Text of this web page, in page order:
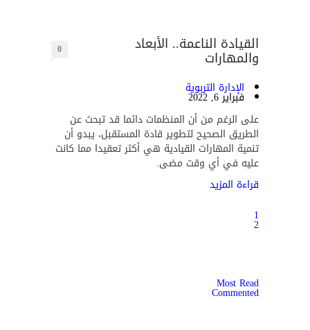
القيادة الناعمة.. الأبعاد
والمهارات 0
الإدارة التربوية
فبراير 6, 2022
على الرغم من أن المنظمات دائما قد تبحث عن
الطريق الصحيح لتطوير قادة المستقبل، يبدو أن
تنمية المهارات القيادية هي أكثر تعقيدا مما كانت
عليه في أي وقت مضى.
قراءة المزيد
1
2
Most Read
Commented